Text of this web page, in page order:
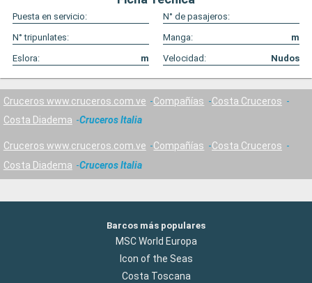
Puesta en servicio:
N° de pasajeros:
N° tripunlates:
Manga:
m
Eslora:
m Velocidad: Nudos
Cruceros www.cruceros.com.ve Compañías
Costa Cruceros
Costa Diadema
Cruceros Italia
Cruceros www.cruceros.com.ve Compañías
Costa Cruceros
Costa Diadema
Cruceros Italia
Barcos más populares
MSC World Europa
Icon of the Seas
Costa Toscana